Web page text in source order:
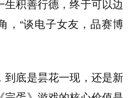
积善行德，终于可以边
，“谈电子女友，品赛博
到底是昙花一现，还是新